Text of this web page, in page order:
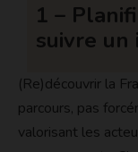
1 –
suivre un
(Re)découvrir la
parcours, pas
valorisant les